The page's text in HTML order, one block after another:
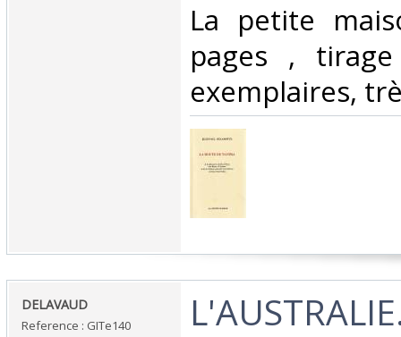
‎La petite
pages ,
exemplaires,
‎DELAVAUD‎
Reference : GITe140